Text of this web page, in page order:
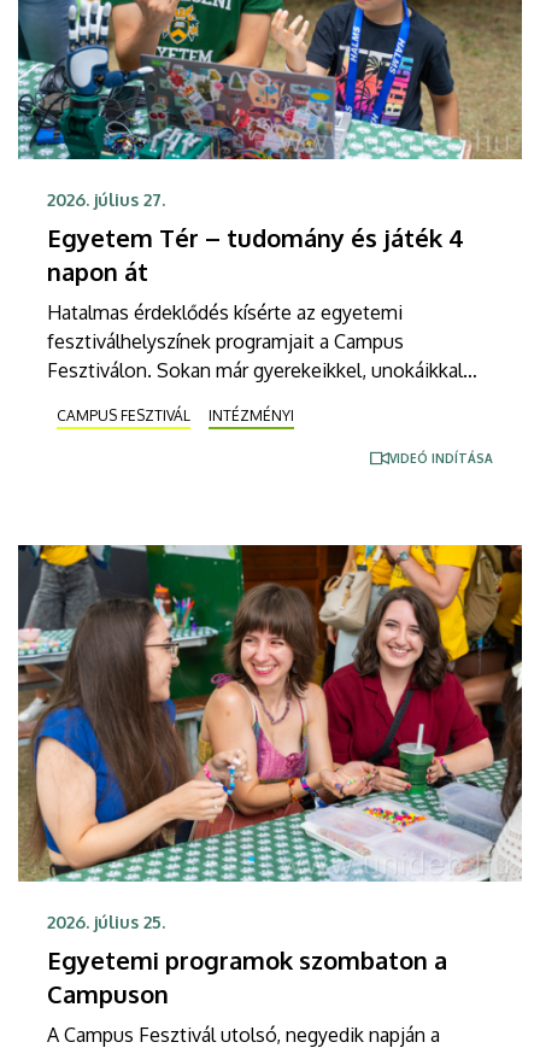
2026. július 27.
Egyetem Tér – tudomány és játék 4
napon át
Hatalmas érdeklődés kísérte az egyetemi
fesztiválhelyszínek programjait a Campus
Fesztiválon. Sokan már gyerekeikkel, unokáikkal
tértek vissza, hogy újra belecsöppenjenek a
tudományos érdekességek, játékok és előadások
CAMPUS FESZTIVÁL INTÉZMÉNYI
VIDEÓ INDÍTÁSA
2026. július 25.
Egyetemi programok szombaton a
Campuson
A Campus Fesztivál utolsó, negyedik napján a